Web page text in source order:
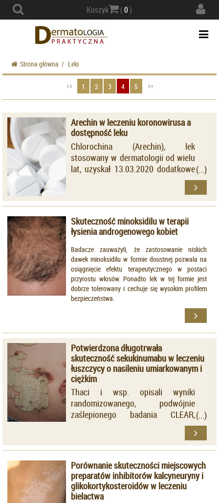
Koszyk (0)
Strona główna / Leki
1 2 3 4 5
Arechin w leczeniu koronowirusa a
dostępność leku
Chlorochina (Arechin), lek
stosowany w dermatologii od wielu
lat, uzyskał 13.03.2020 dodatkowe
wskazanie rejestracyjne: "Leczenie
wspomagające w zakażeniach
koronowirusami typu beta takich
CoV-2." !
Skuteczność minoksidilu w terapii
łysienia androgenowego kobiet
Badacze zauważyli, że zastosowanie niskich
dawek minoksidilu w formie doustnej pozwala na
osiągnięcie efektu terapeutycznego w postaci
przyrostu włosów. Ponadto lek w tej formie jest
dobrze tolerowany i cechuje się wysokim profilem
bezpieczeństwa.
Potwierdzona długotrwała
skuteczność sekukinumabu w leczeniu
łuszczycy o nasileniu umiarkowanym i
ciężkim
Thaci i wsp. opisali wyniki
randomizowanego, podwójnie
zaślepionego badania CLEAR,
którego celem była ocena
porównawcza skuteczności i
bezpieczeństwa sekukinumabu oraz
ustekinumabu stosowanych u
pacjentów z rozpoznaniem
umiarkowanej i ciężkiej łuszczycy
pospolitej.
Porównanie skuteczności miejscowych
preparatów inhibitorów kalcyneuryny i
glikokortykosteroidów w leczeniu
bielactwa